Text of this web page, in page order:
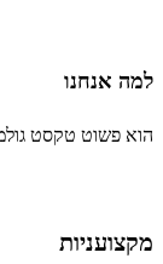
למה אנחנו
הוא פשוט טקסט
מקצועניות